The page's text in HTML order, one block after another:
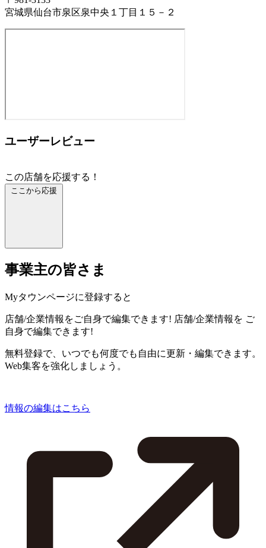
宮城県仙台市泉区泉中央１丁目１５－２
ユーザーレビュー
この店舗を応援する！
ここから応援
事業主の皆さま
Myタウンページに登録すると
店舗/企業情報をご自身で編集できます! 店舗/企業情報を ご
自身で編集できます!
無料登録で、いつでも何度でも自由に更新・編集できます。
Web集客を強化しましょう。
情報の編集はこちら